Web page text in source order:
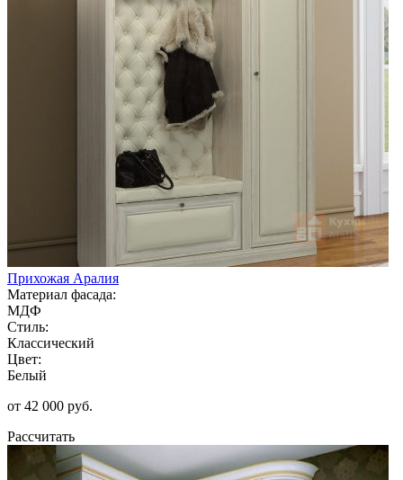
Прихожая Аралия
Материал фасада:
МДФ
Стиль:
Классический
Цвет:
Белый
от 42 000 руб.
Рассчитать